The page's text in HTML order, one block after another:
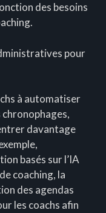
des besoins
pour
à automatiser
davantage
basés sur l’IA
coaching, la
des agendas
les coachs afin